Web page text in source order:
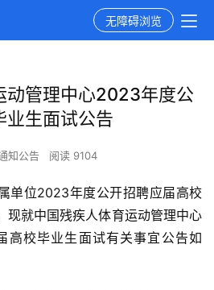
无障碍浏览
动管理中心2023年度公
业生面试公告
知公告 阅读 9104
单位2023年度公开招聘应届高校
现就中国残疾人体育运动管理中心
高校毕业生面试有关事宜公告如